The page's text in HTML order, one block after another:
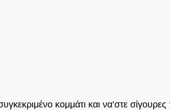
κομμάτι και να’στε